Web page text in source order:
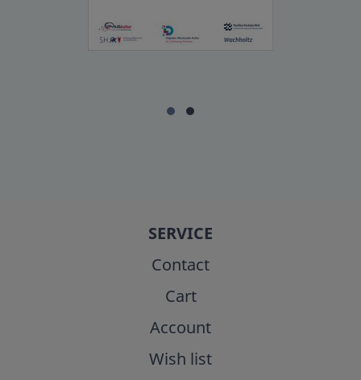
SERVICE
Contact
Cart
Account
Wish list